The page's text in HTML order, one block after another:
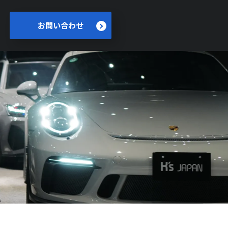
お問い合わせ